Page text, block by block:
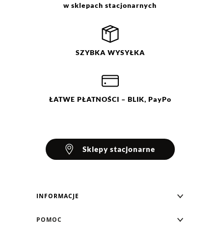
w sklepach stacjonarnych
SZYBKA WYSYŁKA
ŁATWE PŁATNOŚCI – BLIK, PayPo
Sklepy stacjonarne
INFORMACJE
POMOC